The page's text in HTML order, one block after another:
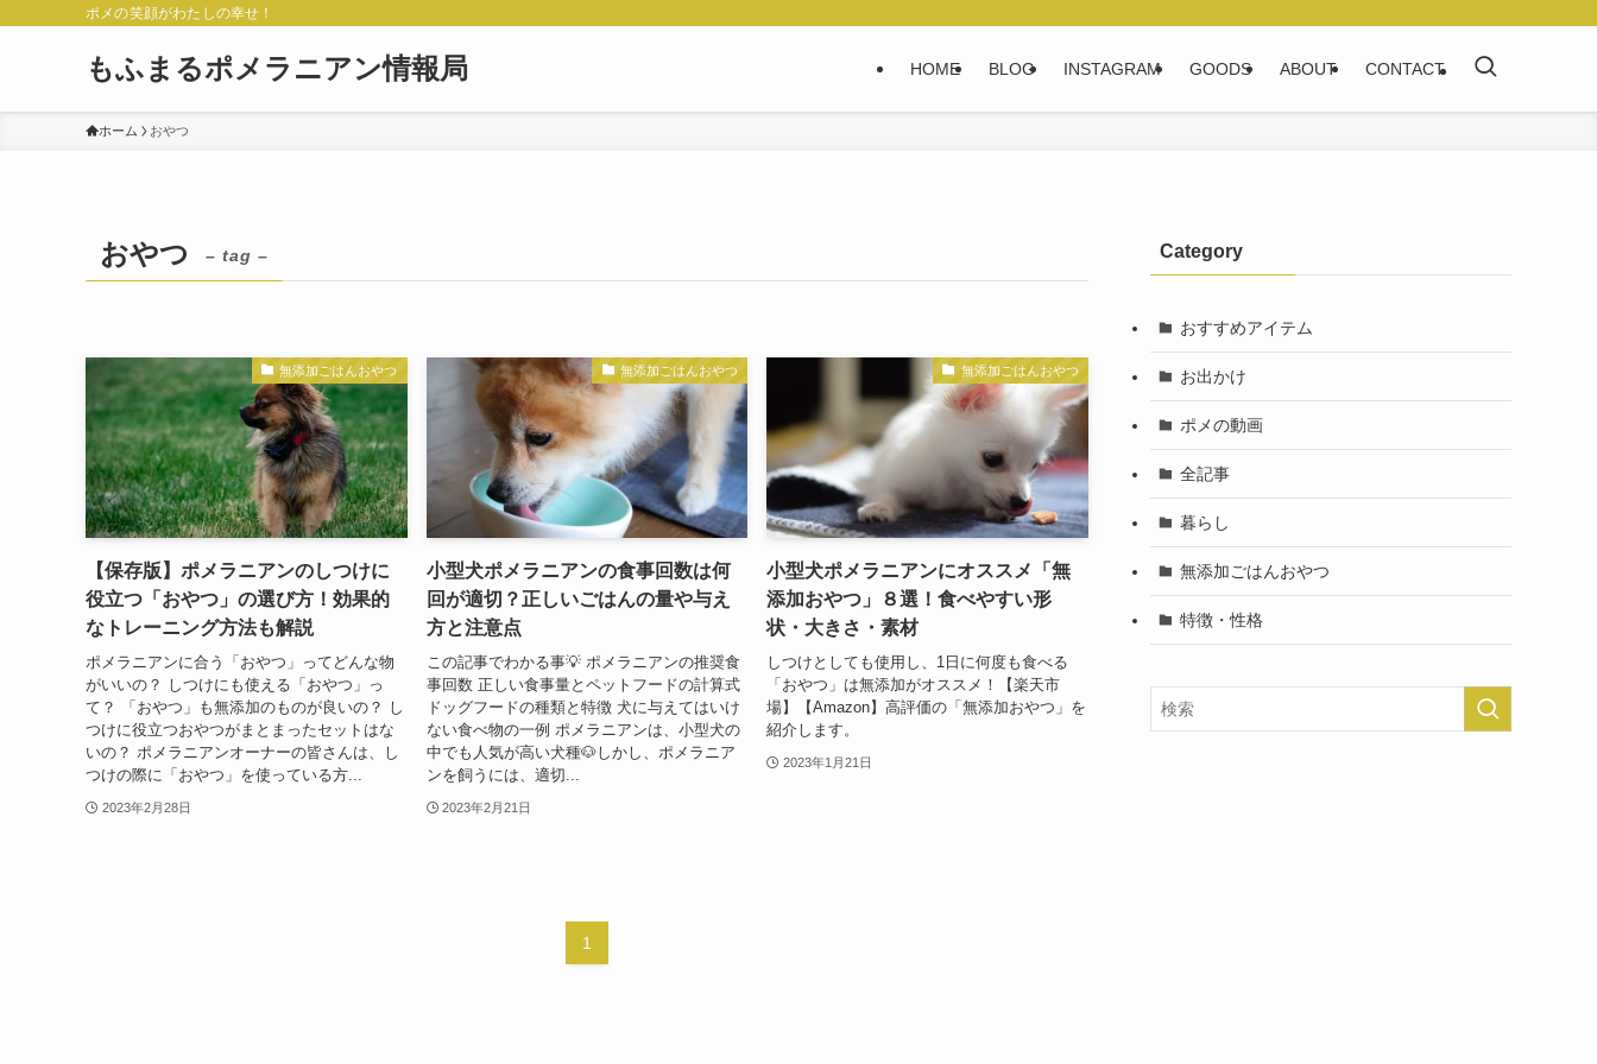
ポメの笑顔がわたしの幸せ！
もふまるポメラニアン情報局 HOME BLOG INSTAGRAM GOODS ABOUT CONTACT
ホーム おやつ
おやつ – tag –
無添加ごはんおやつ
【保存版】ポメラニアンのしつけに
役立つ「おやつ」の選び方！効果的
なトレーニング方法も解説
ポメラニアンに合う「おやつ」ってどんな物
がいいの？ しつけにも使える「おやつ」っ
て？ 「おやつ」も無添加のものが良いの？ し
つけに役立つおやつがまとまったセットはな
いの？ ポメラニアンオーナーの皆さんは、し
つけの際に「おやつ」を使っている方...
2023年2月28日
無添加ごはんおやつ
小型犬ポメラニアンの食事回数は何
回が適切？正しいごはんの量や与え
方と注意点
この記事でわかる事💡 ポメラニアンの推奨食
事回数 正しい食事量とペットフードの計算式
ドッグフードの種類と特徴 犬に与えてはいけ
ない食べ物の一例 ポメラニアンは、小型犬の
中でも人気が高い犬種🐶しかし、ポメラニア
ンを飼うには、適切...
2023年2月21日
無添加ごはんおやつ
小型犬ポメラニアンにオススメ「無
添加おやつ」８選！食べやすい形
状・大きさ・素材
しつけとしても使用し、1日に何度も食べる
「おやつ」は無添加がオススメ！【楽天市
場】【Amazon】高評価の「無添加おやつ」を
紹介します。
2023年1月21日
1
Category
おすすめアイテム
お出かけ
ポメの動画
全記事
暮らし
無添加ごはんおやつ
特徴・性格